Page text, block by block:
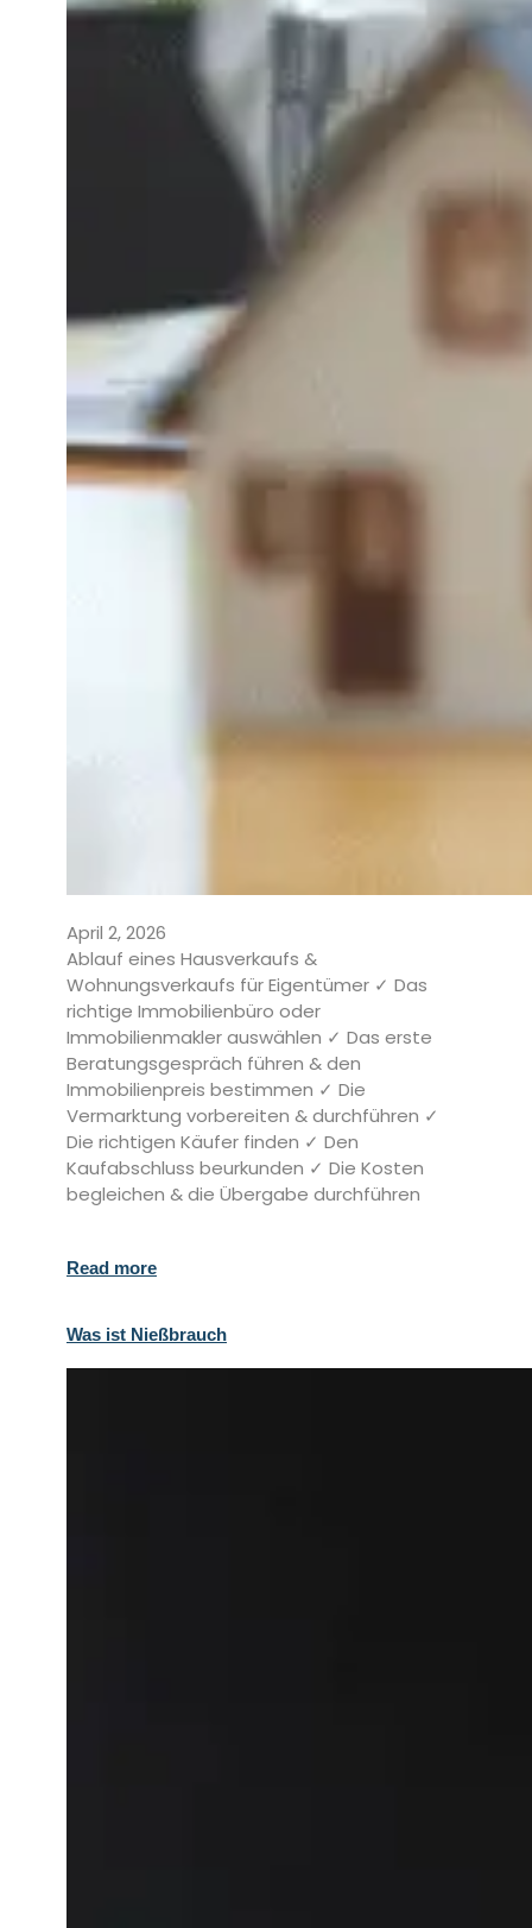
April 2, 2026
Ablauf eines Hausverkaufs &
Wohnungsverkaufs für Eigentümer ✓ Das
richtige Immobilienbüro oder
Immobilienmakler auswählen ✓ Das erste
Beratungsgespräch führen & den
Immobilienpreis bestimmen ✓ Die
Vermarktung vorbereiten & durchführen ✓
Die richtigen Käufer finden ✓ Den
Kaufabschluss beurkunden ✓ Die Kosten
begleichen & die Übergabe durchführen
Read more
Was ist Nießbrauch